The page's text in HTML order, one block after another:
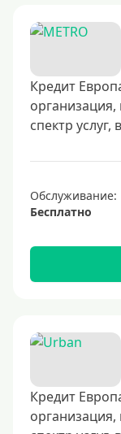
350000 руб
500000 руб
600000 руб
700000 руб
1000000 руб
С небольшим
С большим
Тип карты
Visa
UnionPay
Мир
Кредит
спектр
Обслуживание:
Бесплатно
Кредит